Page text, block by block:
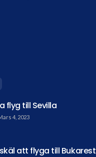
flyg till Sevilla
4, 2023
skäl att flyga till Bukarest